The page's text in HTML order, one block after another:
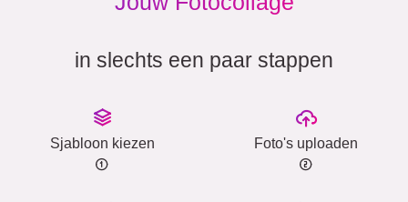
in slechts een paar stappen
Sjabloon kiezen Foto's uploaden